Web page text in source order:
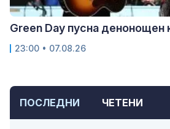
ПОСЛЕДНИ ЧЕТЕНИ
Green Day пусна денонощен
23:00 • 07.08.26